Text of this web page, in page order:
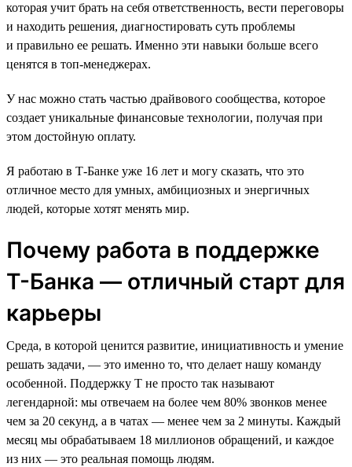
которая учит брать на себя ответственность, вести переговоры
и находить решения, диагностировать суть проблемы
и правильно ее решать. Именно эти навыки больше всего
ценятся в топ-менеджерах.
У нас можно стать частью драйвового сообщества, которое
создает уникальные финансовые технологии, получая при
этом достойную оплату.
Я работаю в Т-Банке уже 16 лет и могу сказать, что это
отличное место для умных, амбициозных и энергичных
людей, которые хотят менять мир.
Почему работа в поддержке
Т-Банка — отличный старт для
карьеры
Среда, в которой ценится развитие, инициативность и умение
решать задачи, — это именно то, что делает нашу команду
особенной. Поддержку Т не просто так называют
легендарной: мы отвечаем на более чем 80% звонков менее
чем за 20 секунд, а в чатах — менее чем за 2 минуты. Каждый
месяц мы обрабатываем 18 миллионов обращений, и каждое
из них — это реальная помощь людям.